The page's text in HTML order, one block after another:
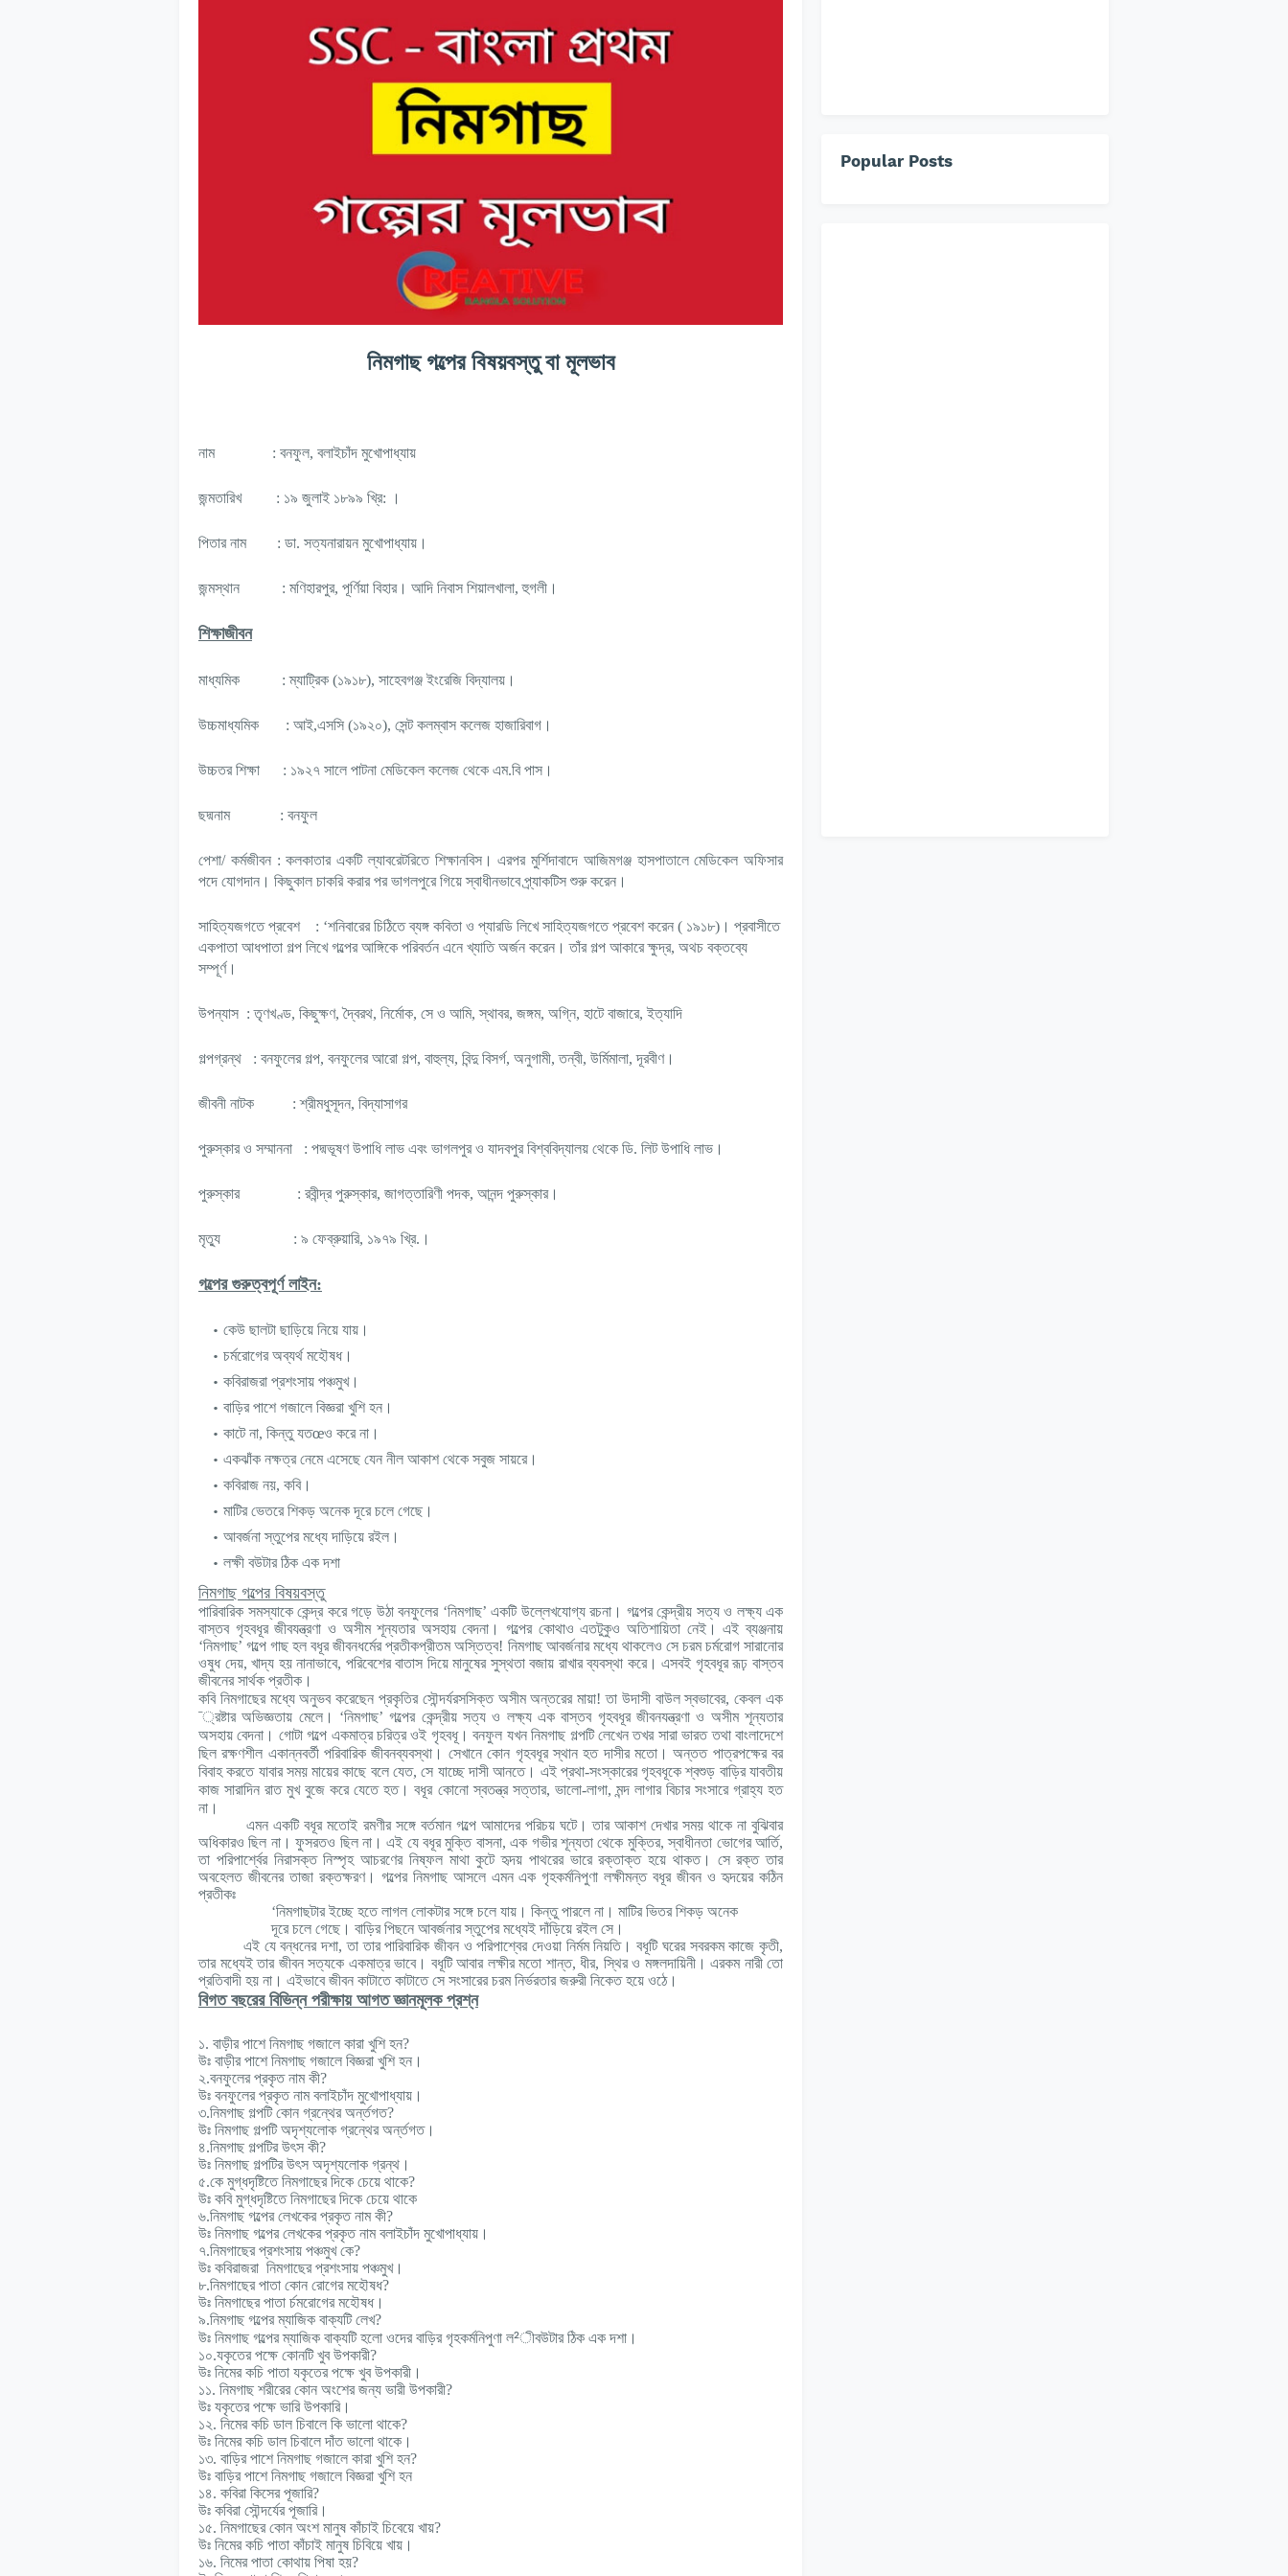
নিমগাছ গল্পের বিষয়বস্তু বা মূলভাব
নাম : বনফুল, বলাইচাঁদ মুখোপাধ্যায়
জন্মতারিখ : ১৯ জুলাই ১৮৯৯ খ্রি: ।
পিতার নাম : ডা. সত্যনারায়ন মুখোপাধ্যায়।
জন্মস্থান : মণিহারপুর, পূর্ণিয়া বিহার। আদি নিবাস শিয়ালখালা, হুগলী।
শিক্ষাজীবন
মাধ্যমিক : ম্যাট্রিক (১৯১৮), সাহেবগঞ্জ ইংরেজি বিদ্যালয়।
উচ্চমাধ্যমিক : আই,এসসি (১৯২০), সেন্ট কলম্বাস কলেজ হাজারিবাগ।
উচ্চতর শিক্ষা : ১৯২৭ সালে পাটনা মেডিকেল কলেজ থেকে এম.বি পাস।
ছদ্মনাম : বনফুল
পেশা/ কর্মজীবন : কলকাতার একটি ল্যাবরেটরিতে শিক্ষানবিস। এরপর মুর্শিদাবাদে আজিমগঞ্জ হাসপাতালে মেডিকেল অফিসার
পদে যোগদান। কিছুকাল চাকরি করার পর ভাগলপুরে গিয়ে স্বাধীনভাবে প্র্যাকটিস শুরু করেন।
সাহিত্যজগতে প্রবেশ : ‘শনিবারের চিঠিতে ব্যঙ্গ কবিতা ও প্যারডি লিখে সাহিত্যজগতে প্রবেশ করেন ( ১৯১৮)। প্রবাসীতে
একপাতা আধপাতা গল্প লিখে গল্পের আঙ্গিকে পরিবর্তন এনে খ্যাতি অর্জন করেন। তাঁর গল্প আকারে ক্ষুদ্র, অথচ বক্তব্যে
সম্পূর্ণ।
উপন্যাস : তৃণখণ্ড, কিছুক্ষণ, দ্বৈরথ, নির্মোক, সে ও আমি, স্থাবর, জঙ্গম, অগ্নি, হাটে বাজারে, ইত্যাদি
গল্পগ্রন্থ : বনফুলের গল্প, বনফুলের আরো গল্প, বাহুল্য, বিন্দু বিসর্গ, অনুগামী, তন্বী, উর্মিমালা, দূরবীণ।
জীবনী নাটক :শ্রীমধুসূদন, বিদ্যাসাগর
পুরুস্কার ও সম্মাননা : পদ্মভূষণ উপাধি লাভ এবং ভাগলপুর ও যাদবপুর বিশ্ববিদ্যালয় থেকে ডি. লিট উপাধি লাভ।
পুরুস্কার : রবীন্দ্র পুরুস্কার, জাগত্তারিণী পদক, আনন্দ পুরুস্কার।
মৃত্যু : ৯ ফেব্রুয়ারি, ১৯৭৯ খ্রি.।
গল্পের গুরুত্বপূর্ণ লাইন:
কেউ ছালটা ছাড়িয়ে নিয়ে যায়।
চর্মরোগের অব্যর্থ মহৌষধ।
কবিরাজরা প্রশংসায় পঞ্চমুখ।
বাড়ির পাশে গজালে বিজ্ঞরা খুশি হন।
কাটে না, কিন্তু যতœও করে না।
একঝাঁক নক্ষত্র নেমে এসেছে যেন নীল আকাশ থেকে সবুজ সায়রে।
কবিরাজ নয়, কবি।
মাটির ভেতরে শিকড় অনেক দূরে চলে গেছে।
আবর্জনা স্তুপের মধ্যে দাড়িয়ে রইল।
লক্ষী বউটার ঠিক এক দশা
নিমগাছ গল্পের বিষয়বস্তু
পারিবারিক সমস্যাকে কেন্দ্র করে গড়ে উঠা বনফুলের ‘নিমগাছ’ একটি উল্লেখযোগ্য রচনা। গল্পের কেন্দ্রীয় সত্য ও লক্ষ্য এক
বাস্তব গৃহবধূর জীবযন্ত্রণা ও অসীম শূন্যতার অসহায় বেদনা। গল্পের কোথাও এতটুকুও অতিশায়িতা নেই। এই ব্যঞ্জনায়
‘নিমগাছ’ গল্পে গাছ হল বধূর জীবনধর্মের প্রতীকপ্রীতম অস্তিত্ব! নিমগাছ আবর্জনার মধ্যে থাকলেও সে চরম চর্মরোগ সারানোর
ওষুধ দেয়, খাদ্য হয় নানাভাবে, পরিবেশের বাতাস দিয়ে মানুষের সুস্থতা বজায় রাখার ব্যবস্থা করে। এসবই গৃহবধূর রূঢ় বাস্তব
জীবনের সার্থক প্রতীক।
কবি নিমগাছের মধ্যে অনুভব করেছেন প্রকৃতির সৌন্দর্যরসসিক্ত অসীম অন্তরের মায়া! তা উদাসী বাউল স্বভাবের, কেবল এক
¯্রষ্টার অভিজ্ঞতায় মেলে। ‘নিমগাছ’ গল্পের কেন্দ্রীয় সত্য ও লক্ষ্য এক বাস্তব গৃহবধূর জীবনযন্ত্রণা ও অসীম শূন্যতার
অসহায় বেদনা। গোটা গল্পে একমাত্র চরিত্র ওই গৃহবধূ। বনফুল যখন নিমগাছ গল্পটি লেখেন তখর সারা ভারত তথা বাংলাদেশে
ছিল রক্ষণশীল একান্নবর্তী পরিবারিক জীবনব্যবস্থা। সেখানে কোন গৃহবধূর স্থান হত দাসীর মতো। অন্তত পাত্রপক্ষের বর
বিবাহ করতে যাবার সময় মায়ের কাছে বলে যেত, সে যাচ্ছে দাসী আনতে। এই প্রথা-সংস্কারের গৃহবধূকে শ্বশুড় বাড়ির যাবতীয়
কাজ সারাদিন রাত মুখ বুজে করে যেতে হত। বধূর কোনো স্বতন্ত্র সত্তার, ভালো-লাগা, মন্দ লাগার বিচার সংসারে গ্রাহ্য হত
না।
এমন একটি বধূর মতোই রমণীর সঙ্গে বর্তমান গল্পে আমাদের পরিচয় ঘটে। তার আকাশ দেখার সময় থাকে না বুঝিবার
অধিকারও ছিল না। ফুসরতও ছিল না। এই যে বধূর মুক্তি বাসনা, এক গভীর শূন্যতা থেকে মুক্তির, স্বাধীনতা ভোগের আর্তি,
তা পরিপার্শ্বের নিরাসক্ত নিস্পৃহ আচরণের নিষ্ফল মাথা কুটে হৃদয় পাথরের ভারে রক্তাক্ত হয়ে থাকত। সে রক্ত তার
অবহেলত জীবনের তাজা রক্তক্ষরণ। গল্পের নিমগাছ আসলে এমন এক গৃহকর্মনিপুণা লক্ষীমন্ত বধূর জীবন ও হৃদয়ের কঠিন
প্রতীকঃ
‘নিমগাছটার ইচ্ছে হতে লাগল লোকটার সঙ্গে চলে যায়। কিন্তু পারলে না। মাটির ভিতর শিকড় অনেক
দূরে চলে গেছে। বাড়ির পিছনে আবর্জনার স্তুপের মধ্যেই দাঁড়িয়ে রইল সে।
এই যে বন্ধনের দশা, তা তার পারিবারিক জীবন ও পরিপাশ্বের দেওয়া নির্মম নিয়তি। বধূটি ঘরের সবরকম কাজে কৃতী,
তার মধ্যেই তার জীবন সত্যকে একমাত্র ভাবে। বধূটি আবার লক্ষীর মতো শান্ত, ধীর, স্থির ও মঙ্গলদায়িনী। এরকম নারী তো
প্রতিবাদী হয় না। এইভাবে জীবন কাটাতে কাটাতে সে সংসারের চরম নির্ভরতার জরুরী নিকেত হয়ে ওঠে।
বিগত বছরের বিভিন্ন পরীক্ষায় আগত জ্ঞানমূলক প্রশ্ন
১. বাড়ীর পাশে নিমগাছ গজালে কারা খুশি হন?
উঃ বাড়ীর পাশে নিমগাছ গজালে বিজ্ঞরা খুশি হন।
২.বনফুলের প্রকৃত নাম কী?
উঃ বনফুলের প্রকৃত নাম বলাইচাঁদ মুখোপাধ্যায়।
৩.নিমগাছ গল্পটি কোন গ্রন্থের অর্ন্তগত?
উঃ নিমগাছ গল্পটি অদৃশ্যলোক গ্রন্থের অর্ন্তগত।
৪.নিমগাছ গল্পটির উৎস কী?
উঃ নিমগাছ গল্পটির উৎস অদৃশ্যলোক গ্রন্থ।
৫.কে মুগ্ধদৃষ্টিতে নিমগাছের দিকে চেয়ে থাকে?
উঃ কবি মুগ্ধদৃষ্টিতে নিমগাছের দিকে চেয়ে থাকে
৬.নিমগাছ গল্পের লেখকের প্রকৃত নাম কী?
উঃ নিমগাছ গল্পের লেখকের প্রকৃত নাম বলাইচাঁদ মুখোপাধ্যায়।
৭.নিমগাছের প্রশংসায় পঞ্চমুখ কে?
উঃ কবিরাজরা নিমগাছের প্রশংসায় পঞ্চমুখ।
৮.নিমগাছের পাতা কোন রোগের মহৌষধ?
উঃ নিমগাছের পাতা র্চমরোগের মহৌষধ।
৯.নিমগাছ গল্পের ম্যাজিক বাক্যটি লেখ?
উঃ নিমগাছ গল্পের ম্যাজিক বাক্যটি হলো ওদের বাড়ির গৃহকর্মনিপুণা ল²ীবউটার ঠিক এক দশা।
১০.যকৃতের পক্ষে কোনটি খুব উপকারী?
উঃ নিমের কচি পাতা যকৃতের পক্ষে খুব উপকারী।
১১. নিমগাছ শরীরের কোন অংশের জন্য ভারী উপকারী?
উঃ যকৃতের পক্ষে ভারি উপকারি।
১২. নিমের কচি ডাল চিবালে কি ভালো থাকে?
উঃ নিমের কচি ডাল চিবালে দাঁত ভালো থাকে।
১৩. বাড়ির পাশে নিমগাছ গজালে কারা খুশি হন?
উঃ বাড়ির পাশে নিমগাছ গজালে বিজ্ঞরা খুশি হন
১৪. কবিরা কিসের পূজারি?
উঃ কবিরা সৌন্দর্যের পূজারি।
১৫. নিমগাছের কোন অংশ মানুষ কাঁচাই চিবেয়ে খায়?
উঃ নিমের কচি পাতা কাঁচাই মানুষ চিবিয়ে খায়।
১৬. নিমের পাতা কোথায় পিষা হয়?
Popular Posts